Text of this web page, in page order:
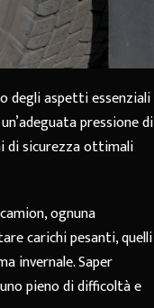
degli aspetti essenziali
pressione di
di sicurezza ottimali
ognuna
carichi pesanti, quelli
invernale. Saper
pieno di difficoltà e